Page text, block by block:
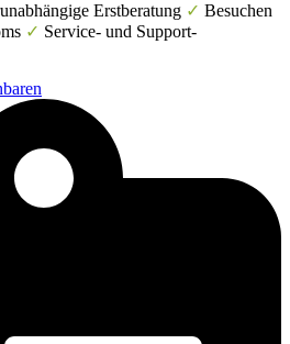
Erstberatung ✓ Besuchen
✓ Service- und Support-